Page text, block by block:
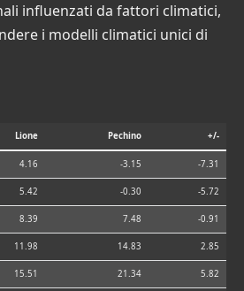
influenzati da fattori climatici,
i modelli climatici unici di
Lione Pechino +/-
4.16 -3.15 -7.31
5.42 -0.30 -5.72
8.39 7.48 -0.91
11.98 14.83 2.85
15.51 21.34 5.82